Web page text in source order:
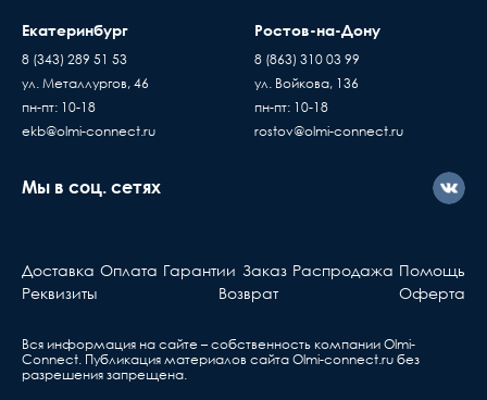
Екатеринбург
8 (343) 289 51 53
ул. Металлургов, 46
пн-пт: 10-18
ekb@olmi-connect.ru
Ростов-на-Дону
8 (863) 310 03 99
ул. Войкова, 136
пн-пт: 10-18
rostov@olmi-connect.ru
Мы в соц. сетях
Доставка Оплата Гарантии Заказ Распродажа Помощь
Реквизиты
Возврат Оферта
Вся информация на сайте – собственность компании Olmi-
Сonnect. Публикация материалов сайта Olmi-connect.ru без
разрешения запрещена.